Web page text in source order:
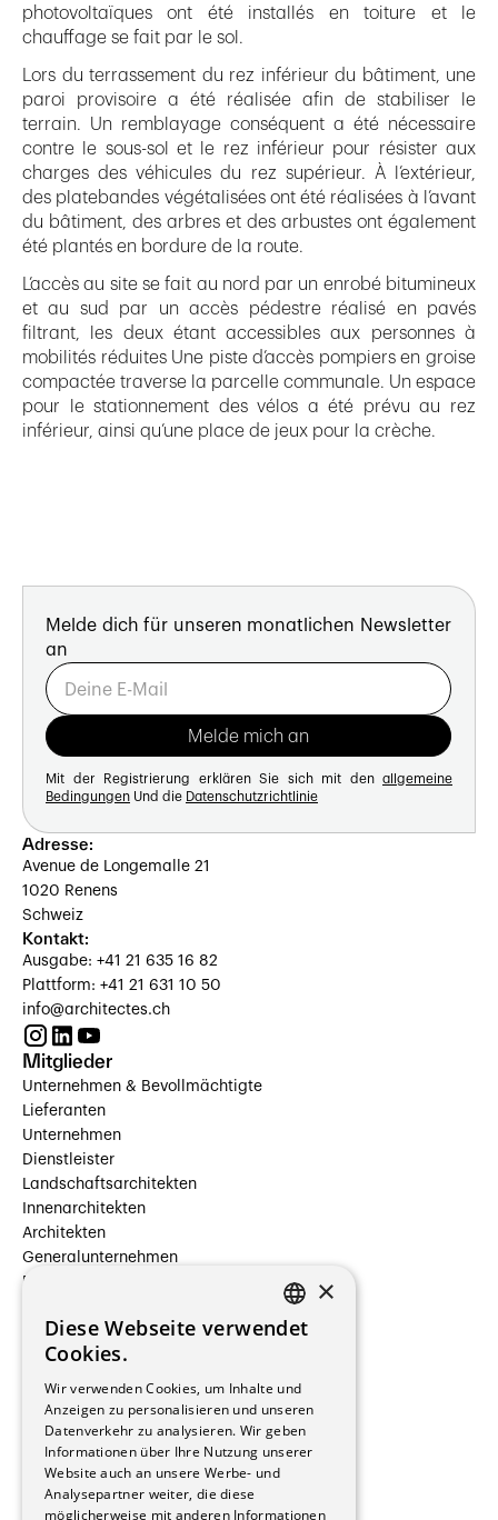
photovoltaïques ont été installés en toiture et le
chauffage se fait par le sol.
Lors du terrassement du rez inférieur du bâtiment, une
paroi provisoire a été réalisée afin de stabiliser le
terrain. Un remblayage conséquent a été nécessaire
contre le sous-sol et le rez inférieur pour résister aux
charges des véhicules du rez supérieur. À l’extérieur,
des platebandes végétalisées ont été réalisées à l’avant
du bâtiment, des arbres et des arbustes ont également
été plantés en bordure de la route.
L’accès au site se fait au nord par un enrobé bitumineux
et au sud par un accès pédestre réalisé en pavés
filtrant, les deux étant accessibles aux personnes à
mobilités réduites Une piste d’accès pompiers en groise
compactée traverse la parcelle communale. Un espace
pour le stationnement des vélos a été prévu au rez
inférieur, ainsi qu’une place de jeux pour la crèche.
Melde dich für unseren monatlichen Newsletter
an
Mit der Registrierung erklären Sie sich mit den allgemeine
Bedingungen Und die Datenschutzrichtlinie
Adresse:
Avenue de Longemalle 21
1020 Renens
Schweiz
Kontakt:
Ausgabe: +41 21 635 16 82
Plattform: +41 21 631 10 50
info@architectes.ch
Mitglieder
Unternehmen & Bevollmächtigte
Lieferanten
Unternehmen
Dienstleister
Landschaftsarchitekten
Innenarchitekten
Architekten
Generalunternehmen
Beauftragte Unternehmen
Hersteller/Lieferanten
Bauherrschaften
Immobilienverwaltungsgesellschaften
Stockwerkeigentum
Reportagen
Wohnungen
Renovierungen
Innere Umbauten
FRENCH
×
Diese Webseite verwendet
Cookies.
Wir verwenden Cookies, um Inhalte und
Anzeigen zu personalisieren und unseren
Datenverkehr zu analysieren. Wir geben
Informationen über Ihre Nutzung unserer
Website auch an unsere Werbe- und
Analysepartner weiter, die diese
möglicherweise mit anderen Informationen